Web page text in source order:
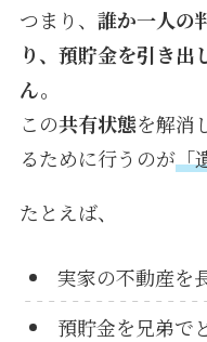
つまり、 誰か一人の
り、預貯金を引き出
ん。
この共有状態を解消
るために行うのが「
たとえば、
実家の不動産を
預貯金を兄弟で